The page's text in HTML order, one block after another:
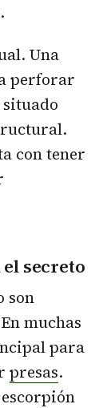
Una
perforar
con tener
secreto
son
muchas
para
presas.